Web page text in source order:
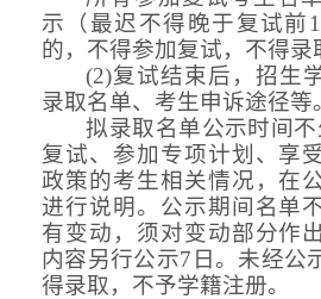
示（最迟不得晚于复试前
的，不得参加复试，不得录
(2)复试结束后，招生
录取名单、考生申诉途径等
拟录取名单公示时间不
复试、参加专项计划、享
政策的考生相关情况，在
进行说明。公示期间名单
有变动，须对变动部分作
内容另行公示7日 。未经公
得录取，不予学籍注册。